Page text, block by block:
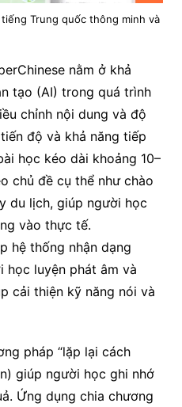
Trung quốc thông minh và
nằm ở khả
tạo (AI) trong quá trình
chỉnh nội dung và độ
độ và khả năng tiếp
học kéo dài khoảng 10–
chủ đề cụ thể như chào
du lịch, giúp người học
vào thực tế.
hệ thống nhận dạng
học luyện phát âm và
cải thiện kỹ năng nói và
pháp “lặp lại cách
giúp người học ghi nhớ
Ứng dụng chia chương